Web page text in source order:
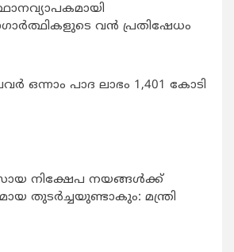
വന്‍ പ്രതിഷേധം
ഒന്നാം പാദ ലാഭം 1,401 കോടി
നിക്ഷേപ നയങ്ങള്‍ക്ക്
തുടര്‍ച്ചയുണ്ടാകും: മന്ത്രി